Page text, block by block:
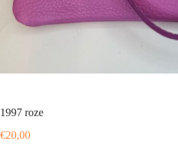
1997 roze
€20,00